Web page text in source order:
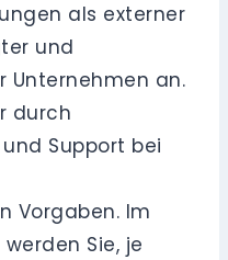
als externer
und
Unternehmen an.
durch
Support bei
Vorgaben. Im
Sie, je